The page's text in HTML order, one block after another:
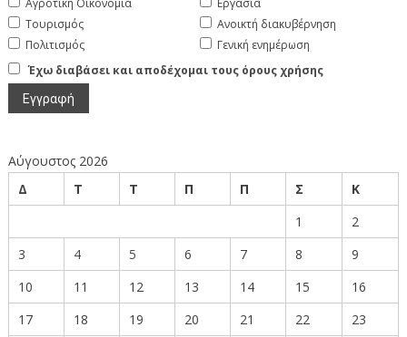
Αγροτική Οικονομία
Τουρισμός
Πολιτισμός
Εργασία
Ανοικτή διακυβέρνηση
Γενική ενημέρωση
Έχω διαβάσει και αποδέχομαι τους όρους χρήσης
Αύγουστος 2026
Δ
Τ Τ Π Π Σ
Κ
1
2
3
4 5 6 7 8
9
10
11 12 13 14 15
16
17
18 19 20 21 22 23